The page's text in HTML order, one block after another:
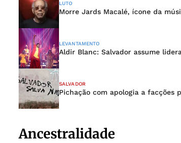
LUTO
Morre Jards Macalé, ícone da
LEVANTAMENTO
Aldir Blanc: Salvador assume
SALVADOR
Pichação com apologia a facções
Ancestralidade